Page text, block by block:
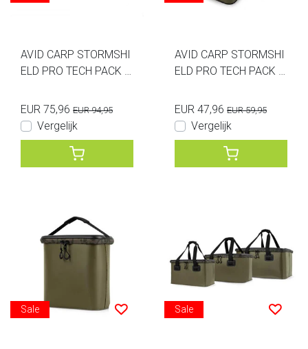
AVID CARP STORMSHI
ELD PRO TECH PACK X
EUR 75,96 EUR 94,95
Vergelijk
AVID CARP STORMSHI
ELD PRO TECH PACK S
EUR 47,96 EUR 59,95
Vergelijk
Sale Sale